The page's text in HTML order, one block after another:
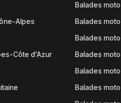
Alpes
Côte d'Azur
Balades moto
Balades
Balades
Balades
Balades
Balades